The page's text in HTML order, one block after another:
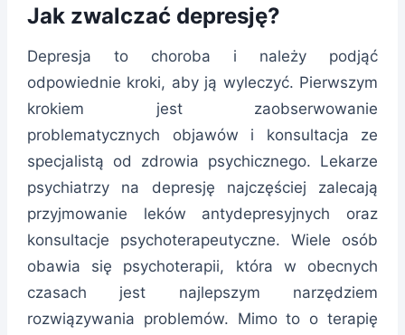
Jak zwalczać depresję?
Depresja to choroba i należy podjąć
odpowiednie kroki, aby ją wyleczyć. Pierwszym
krokiem jest zaobserwowanie
problematycznych objawów i konsultacja ze
specjalistą od zdrowia psychicznego. Lekarze
psychiatrzy na depresję najczęściej zalecają
przyjmowanie leków antydepresyjnych oraz
konsultacje psychoterapeutyczne. Wiele osób
obawia się psychoterapii, która w obecnych
czasach jest najlepszym narzędziem
rozwiązywania problemów. Mimo to o terapię